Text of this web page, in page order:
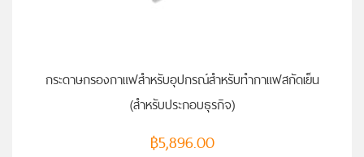
กระดาษกรองกาแฟสำหรับอุปกรณ์สำหรับทำกาแฟสกัดเย็น
(สำหรับประกอบธุรกิจ)
฿5,896.00